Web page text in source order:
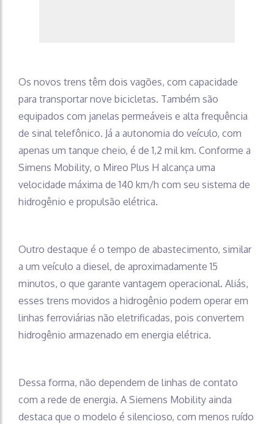
Os novos trens têm dois vagões, com capacidade
para transportar nove bicicletas. Também são
equipados com janelas permeáveis e alta frequência
de sinal telefônico. Já a autonomia do veículo, com
apenas um tanque cheio, é de 1,2 mil km. Conforme a
Simens Mobility, o Mireo Plus H alcança uma
velocidade máxima de 140 km/h com seu sistema de
hidrogênio e propulsão elétrica.
Outro destaque é o tempo de abastecimento, similar
a um veículo a diesel, de aproximadamente 15
minutos, o que garante vantagem operacional. Aliás,
esses trens movidos a hidrogênio podem operar em
linhas ferroviárias não eletrificadas, pois convertem
hidrogênio armazenado em energia elétrica.
Dessa forma, não dependem de linhas de contato
com a rede de energia. A Siemens Mobility ainda
destaca que o modelo é silencioso, com menos ruído